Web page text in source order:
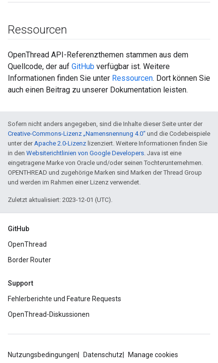
Ressourcen
OpenThread API-Referenzthemen stammen aus dem
Quellcode, der auf GitHub verfügbar ist. Weitere
Informationen finden Sie unter Ressourcen. Dort können Sie
auch einen Beitrag zu unserer Dokumentation leisten.
Sofern nicht anders angegeben, sind die Inhalte dieser Seite unter der
Creative-Commons-Lizenz „Namensnennung 4.0“ und die Codebeispiele
unter derApache 2.0-Lizenz lizenziert. Weitere Informationen finden Sie
in den Websiterichtlinien von Google Developers. Java ist eine
eingetragene Marke von Oracle und/oder seinen Tochterunternehmen.
OPENTHREAD und zugehörige Marken sind Marken der Thread Group
und werden im Rahmen einer Lizenz verwendet.
Zuletzt aktualisiert: 2023-12-01 (UTC).
GitHub
OpenThread
Border Router
Support
Fehlerberichte und Feature Requests
OpenThread-Diskussionen
Nutzungsbedingungen Datenschutz Manage cookies